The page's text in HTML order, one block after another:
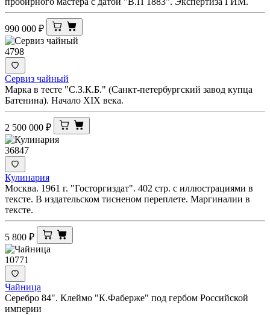
990 000 ₽
4798
Сервиз чайный
Марка в тесте "С.З.К.Б." (Санкт-петербургский завод купца
Батенина). Начало XIX века.
2 500 000 ₽
36847
Кулинария
Москва. 1961 г. "Госторгиздат". 402 стр. с иллюстрациями в
тексте. В издательском тисненом переплете. Маргиналии в
тексте.
5 800 ₽
10771
Чайница
Серебро 84". Клеймо "К.Фаберже" под гербом Российской
империи